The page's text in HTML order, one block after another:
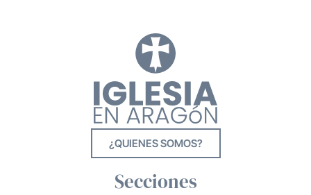
¿QUIENES SOMOS?
Secciones